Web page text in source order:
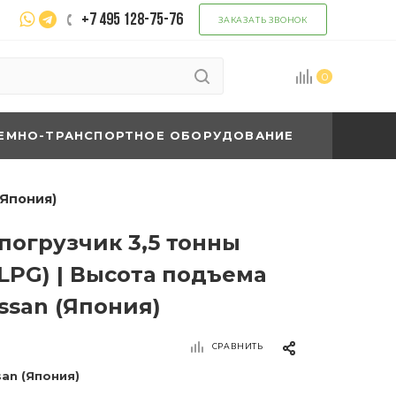
+7 495 128-75-76 ЗАКАЗАТЬ ЗВОНОК
0
ТРАНСПОРТНОЕ ОБОРУДОВАНИЕ
3,5 тонны
| Высота подъема
(Япония)
СРАВНИТЬ
(Япония)